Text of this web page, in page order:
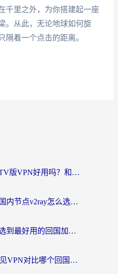
千里之外，为你搭建起一座
。从此，无论地球如何旋
隔着一个点击的距离。
海外党必看：快帆TV版VPN好用吗？和快游VPN对比哪个回国效果更好？附实用避坑指南
海外党无忧指南：国内节点v2ray怎么选？一键回国VPN+多场景实测帮你避坑
海外党必看：如何选到最好用的回国加速器？从节点到售后的全维度指南
ChickCN VPN和洞见VPN对比哪个回国效果更好？海外党亲测3款加速器+避坑指南